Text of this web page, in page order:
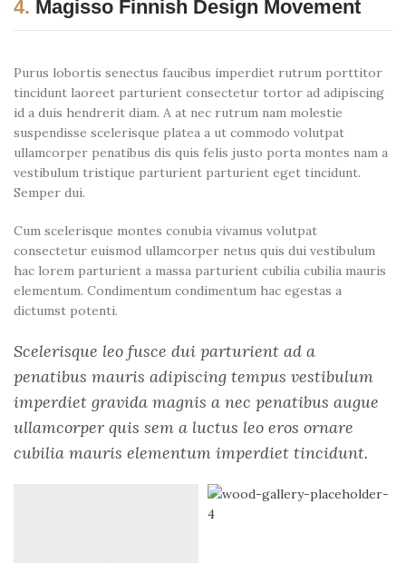
4. Magisso Finnish Design Movement
Purus lobortis senectus faucibus imperdiet rutrum porttitor
tincidunt laoreet parturient consectetur tortor ad adipiscing
id a duis hendrerit diam. A at nec rutrum nam molestie
suspendisse scelerisque platea a ut commodo volutpat
ullamcorper penatibus dis quis felis justo porta montes nam a
vestibulum tristique parturient parturient eget tincidunt.
Semper dui.
Cum scelerisque montes conubia vivamus volutpat
consectetur euismod ullamcorper netus quis dui vestibulum
hac lorem parturient a massa parturient cubilia cubilia mauris
elementum. Condimentum condimentum hac egestas a
dictumst potenti.
Scelerisque leo fusce dui parturient ad a
penatibus mauris adipiscing tempus vestibulum
imperdiet gravida magnis a nec penatibus augue
ullamcorper quis sem a luctus leo eros ornare
cubilia mauris elementum imperdiet tincidunt.